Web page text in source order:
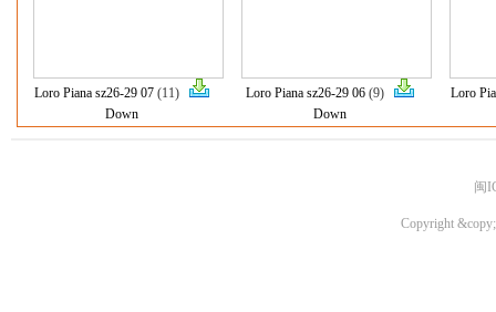
Loro Piana sz26-29 07 (11)
Down
Loro Piana sz26-29 06 (9)
Down
Loro
闽
Copyright